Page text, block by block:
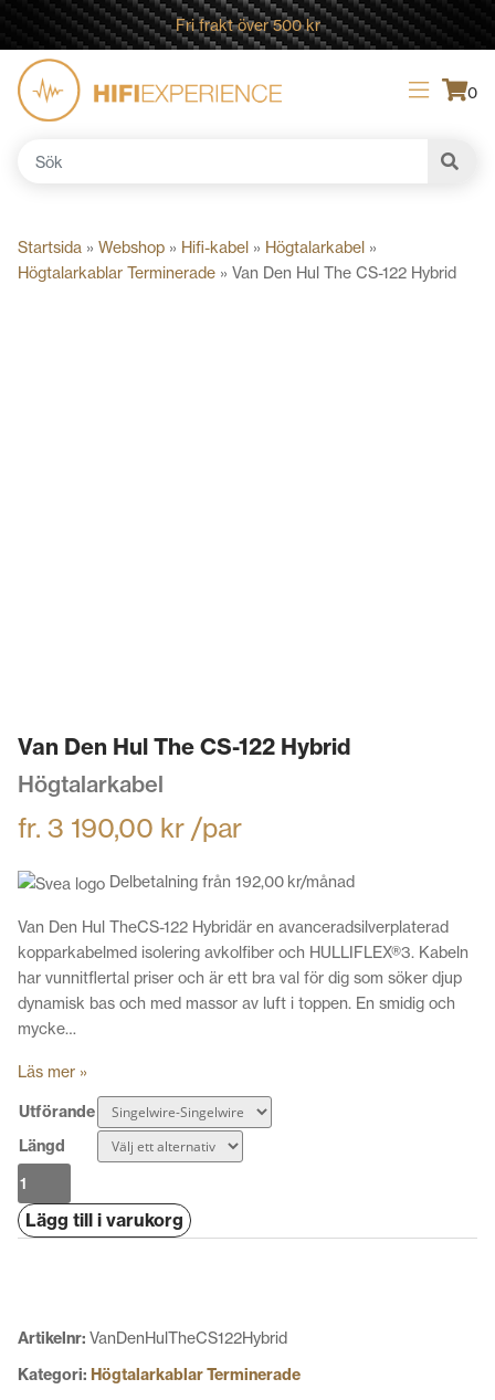
Fri frakt över 500 kr
0
Startsida » Webshop » Hifi-kabel » Högtalarkabel »
Högtalarkablar Terminerade » Van Den Hul The CS-122 Hybrid
Van Den Hul The CS-122 Hybrid
Högtalarkabel
fr. 3 190,00 kr /par
Delbetalning från 192,00 kr/månad
Van Den Hul TheCS-122 Hybridär en avanceradsilverplaterad
kopparkabelmed isolering avkolfiber och HULLIFLEX®3. Kabeln
har vunnitflertal priser och är ett bra val för dig som söker djup
dynamisk bas och med massor av luft i toppen. En smidig och
mycke…
Läs mer »
Utförande
Längd
Van
Den
Hul
Hybrid
Lägg till i varukorg
Artikelnr: VanDenHulTheCS122Hybrid
Kategori: Högtalarkablar Terminerade